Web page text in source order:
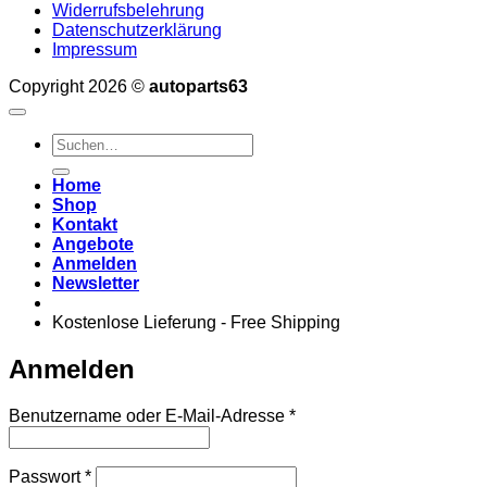
Widerrufsbelehrung
Datenschutzerklärung
Impressum
Copyright 2026 © autoparts63
Suchen
nach:
Home
Shop
Kontakt
Angebote
Anmelden
Newsletter
Kostenlose Lieferung - Free Shipping
Anmelden
Benutzername oder E-Mail-Adresse *Erforderlich
Passwort*Erforderlich